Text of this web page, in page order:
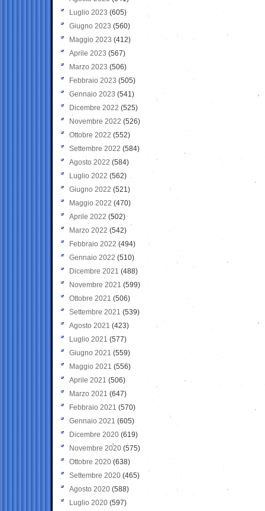
Luglio 2023 (605)
Giugno 2023 (560)
Maggio 2023 (412)
Aprile 2023 (567)
Marzo 2023 (506)
Febbraio 2023 (505)
Gennaio 2023 (541)
Dicembre 2022 (525)
Novembre 2022 (526)
Ottobre 2022 (552)
Settembre 2022 (584)
Agosto 2022 (584)
Luglio 2022 (562)
Giugno 2022 (521)
Maggio 2022 (470)
Aprile 2022 (502)
Marzo 2022 (542)
Febbraio 2022 (494)
Gennaio 2022 (510)
Dicembre 2021 (488)
Novembre 2021 (599)
Ottobre 2021 (506)
Settembre 2021 (539)
Agosto 2021 (423)
Luglio 2021 (577)
Giugno 2021(559)
Maggio 2021 (556)
Aprile 2021 (506)
Marzo 2021 (647)
Febbraio 2021 (570)
Gennaio 2021 (605)
Dicembre 2020 (619)
Novembre 2020 (575)
Ottobre 2020 (638)
Settembre 2020(465)
Agosto 2020 (588)
Luglio 2020 (597)